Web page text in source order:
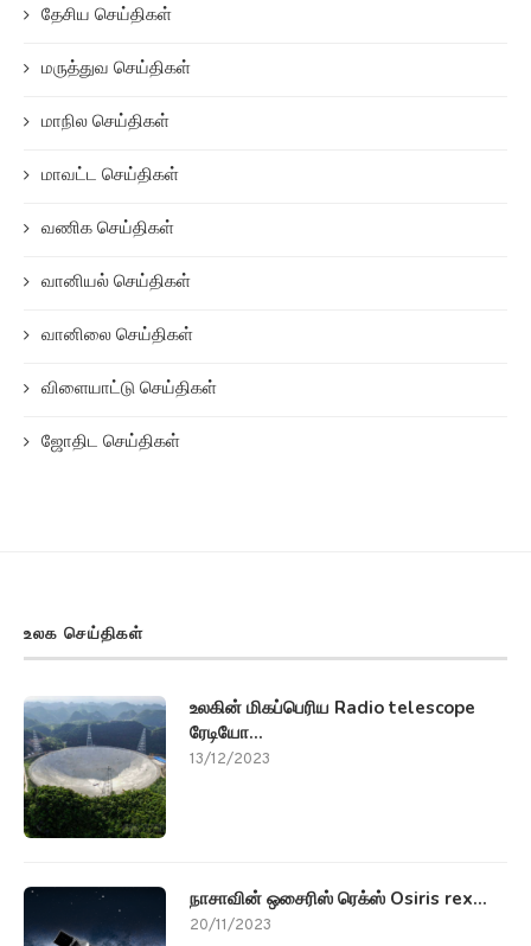
தேசிய செய்திகள்
மருத்துவ செய்திகள்
மாநில செய்திகள்
மாவட்ட செய்திகள்
வணிக செய்திகள்
வானியல் செய்திகள்
வானிலை செய்திகள்
விளையாட்டு செய்திகள்
ஜோதிட செய்திகள்
உலக செய்திகள்
உலகின் மிகப்பெரிய Radio telescope
ரேடியோ...
13/12/2023
நாசாவின் ஒசைரிஸ் ரெக்ஸ் Osiris rex...
20/11/2023